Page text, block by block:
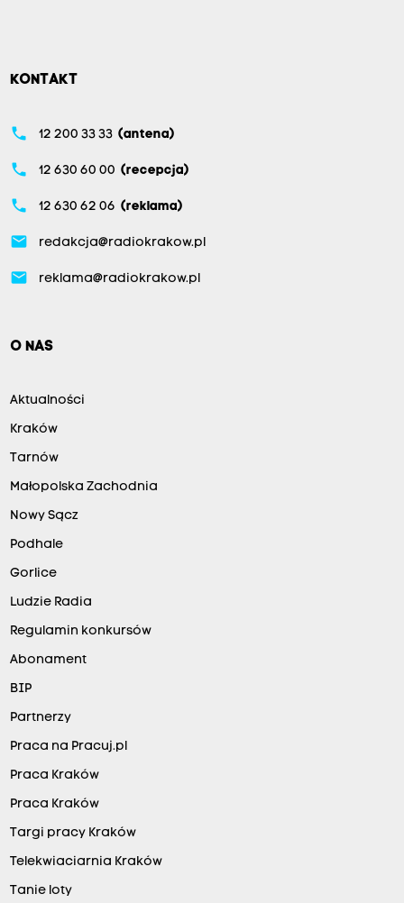
KONTAKT
phone 12 200 33 33 (antena)
phone 12 630 60 00 (recepcja)
phone 12 630 62 06 (reklama)
email redakcja@radiokrakow.pl
email reklama@radiokrakow.pl
O NAS
Aktualności
Kraków
Tarnów
Małopolska Zachodnia
Nowy Sącz
Podhale
Gorlice
Ludzie Radia
Regulamin konkursów
Abonament
BIP
Partnerzy
Praca na Pracuj.pl
Praca Kraków
Praca Kraków
Targi pracy Kraków
Telekwiaciarnia Kraków
Tanie loty